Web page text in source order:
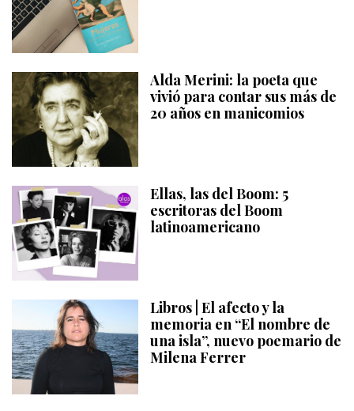
Alda Merini: la poeta que
vivió para contar sus más de
20 años en manicomios
Ellas, las del Boom: 5
escritoras del Boom
latinoamericano
Libros | El afecto y la
memoria en “El nombre de
una isla”, nuevo poemario de
Milena Ferrer